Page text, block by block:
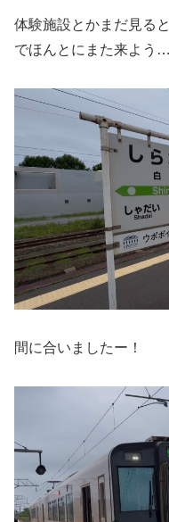
体験施設とかまだ見る
でほんとにまた来よう…
間に合いましたー！